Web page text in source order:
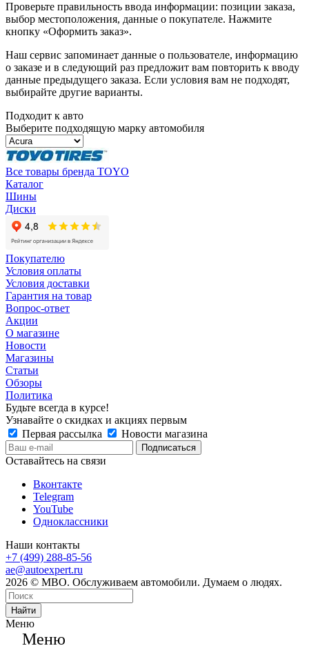
Проверьте правильность ввода информации: позиции заказа,
выбор местоположения, данные о покупателе. Нажмите
кнопку «Оформить заказ».
Наш сервис запоминает данные о пользователе, информацию
о заказе и в следующий раз предложит вам повторить к вводу
данные предыдущего заказа. Если условия вам не подходят,
выбирайте другие варианты.
Подходит к авто
Выберите подходящую марку автомобиля
Все товары бренда TOYO
Каталог
Шины
Диски
Покупателю
Условия оплаты
Условия доставки
Гарантия на товар
Вопрос-ответ
Акции
О магазине
Новости
Магазины
Статьи
Обзоры
Политика
Будьте всегда в курсе!
Узнавайте о скидках и акциях первым
Первая рассылка
Новости магазина
Оставайтесь на связи
Вконтакте
Telegram
YouTube
Одноклассники
Наши контакты
+7 (499) 288-85-56
ae@autoexpert.ru
2026 © МВО. Обслуживаем автомобили. Думаем о людях.
Найти
Меню
Меню